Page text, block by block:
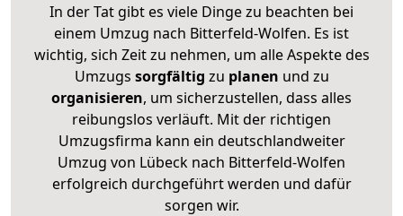
In der Tat gibt es viele Dinge zu beachten bei
einem Umzug nach Bitterfeld-Wolfen. Es ist
wichtig, sich Zeit zu nehmen, um alle Aspekte des
Umzugs sorgfältig zu planen und zu
organisieren, um sicherzustellen, dass alles
reibungslos verläuft. Mit der richtigen
Umzugsfirma kann ein deutschlandweiter
Umzug von Lübeck nach Bitterfeld-Wolfen
erfolgreich durchgeführt werden und dafür
sorgen wir.